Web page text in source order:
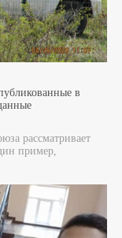
в
рассматривает
пример,